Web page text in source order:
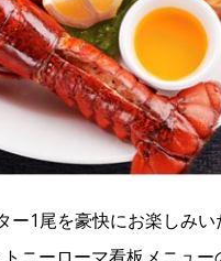
ー1尾を豪快にお楽しみ